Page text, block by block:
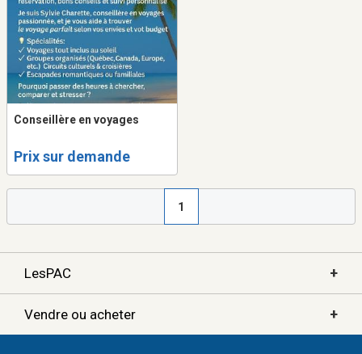
Conseillère en voyages
Prix sur demande
1
LesPAC +
Vendre ou acheter +